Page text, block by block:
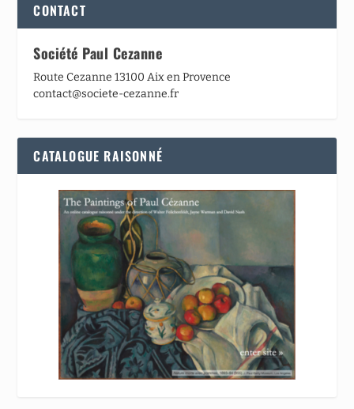
CONTACT
Société Paul Cezanne
Route Cezanne 13100 Aix en Provence
contact@societe-cezanne.fr
CATALOGUE RAISONNÉ